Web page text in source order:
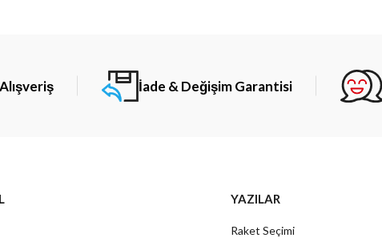
İade & Değişim Garantisi
YAZILAR
Raket Seçimi